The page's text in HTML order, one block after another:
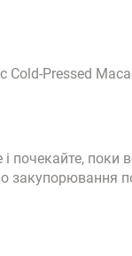
Cold-Pressed
почекайте,